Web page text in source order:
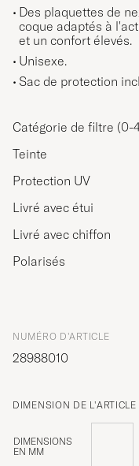
Des plaquettes de
coque adaptés à
et un confort élevés.
Unisexe.
Sac de protection
Catégorie de filtre (0-
Teinte
Protection UV
Livré avec étui
Livré avec chiffon
Polarisés
NUMÉRO D'ARTICLE
28988010
DIMENSION DE L'ARTICLE
DIMENSIONS
EN MM